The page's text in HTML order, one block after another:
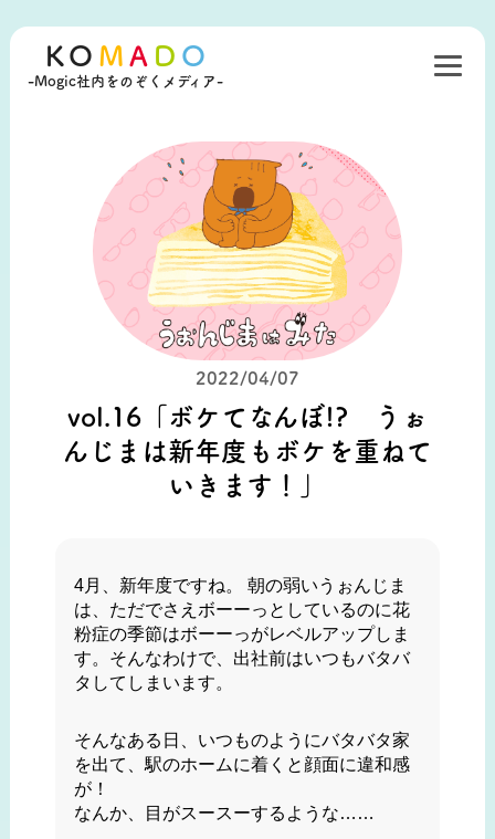
KO M A D O
-Mogic社内をのぞくメディア-
2022/04/07
vol.16「ボケてなんぼ!? うぉ
んじまは新年度もボケを重ねて
いきます！」
4月、新年度ですね。 朝の弱いうぉんじま
は、ただでさえボーーっとしているのに花
粉症の季節はボーーっがレベルアップしま
す。そんなわけで、出社前はいつもバタバ
タしてしまいます。
そんなある日、いつものようにバタバタ家
を出て、駅のホームに着くと顔面に違和感
が！
なんか、目がスースーするような……